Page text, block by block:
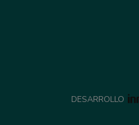
DESARROLLO